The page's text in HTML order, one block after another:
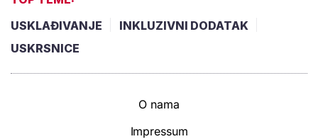
USKLAĐIVANJE
INKLUZIVNI DODATAK
USKRSNICE
O nama
Impressum